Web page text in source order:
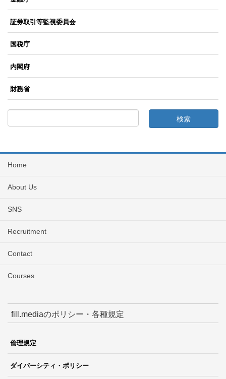
証券取引等監視委員会
国税庁
内閣府
財務省
Home
About Us
SNS
Recruitment
Contact
Courses
fill.mediaのポリシー・各種規定
倫理規定
ダイバーシティ・ポリシー